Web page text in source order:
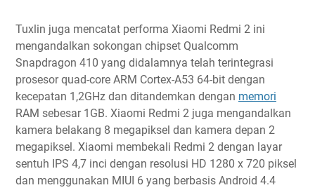
Tuxlin juga mencatat performa Xiaomi Redmi 2 ini
mengandalkan sokongan chipset Qualcomm
Snapdragon 410 yang didalamnya telah terintegrasi
prosesor quad-core ARM Cortex-A53 64-bit dengan
kecepatan 1,2GHz dan ditandemkan dengan memori
RAM sebesar 1GB. Xiaomi Redmi 2 juga mengandalkan
kamera belakang 8 megapiksel dan kamera depan 2
megapiksel. Xiaomi membekali Redmi 2 dengan layar
sentuh IPS 4,7 inci dengan resolusi HD 1280 x 720 piksel
dan menggunakan MIUI 6 yang berbasis Android 4.4